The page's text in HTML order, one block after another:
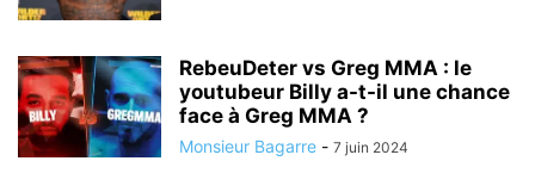
RebeuDeter vs Greg MMA : le
youtubeur Billy a-t-il une chance
face à Greg MMA ?
Monsieur Bagarre - 7 juin 2024